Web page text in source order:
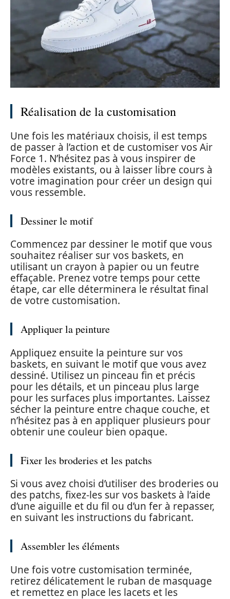
Réalisation de la customisation
Une fois les matériaux choisis, il est temps
de passer à l’action et de customiser vos Air
Force 1. N’hésitez pas à vous inspirer de
modèles existants, ou à laisser libre cours à
votre imagination pour créer un design qui
vous ressemble.
Dessiner le motif
Commencez par dessiner le motif que vous
souhaitez réaliser sur vos baskets, en
utilisant un crayon à papier ou un feutre
effaçable. Prenez votre temps pour cette
étape, car elle déterminera le résultat final
de votre customisation.
Appliquer la peinture
Appliquez ensuite la peinture sur vos
baskets, en suivant le motif que vous avez
dessiné. Utilisez un pinceau fin et précis
pour les détails, et un pinceau plus large
pour les surfaces plus importantes. Laissez
sécher la peinture entre chaque couche, et
n’hésitez pas à en appliquer plusieurs pour
obtenir une couleur bien opaque.
Fixer les broderies et les patchs
Si vous avez choisi d’utiliser des broderies ou
des patchs, fixez-les sur vos baskets à l’aide
d’une aiguille et du fil ou d’un fer à repasser,
en suivant les instructions du fabricant.
Assembler les éléments
Une fois votre customisation terminée,
retirez délicatement le ruban de masquage
et remettez en place les lacets et les